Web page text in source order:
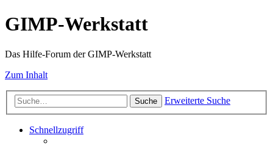
GIMP-Werkstatt
Das Hilfe-Forum der GIMP-Werkstatt
Zum Inhalt
Suche Erweiterte Suche
Schnellzugriff